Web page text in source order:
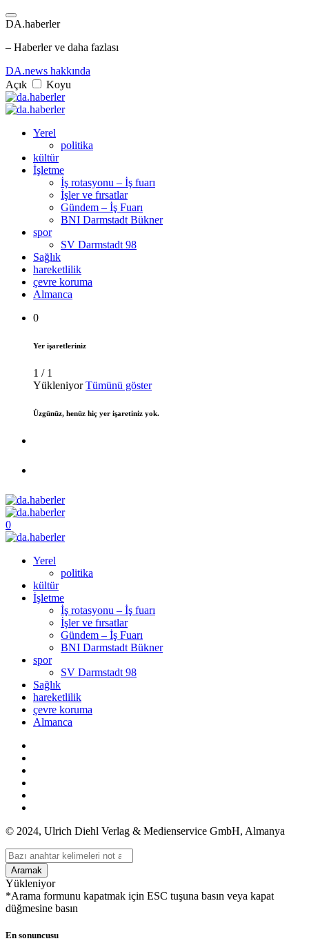
DA.haberler
– Haberler ve daha fazlası
DA.news hakkında
Açık
Koyu
Yerel
politika
kültür
İşletme
İş rotasyonu – İş fuarı
İşler ve fırsatlar
Gündem – İş Fuarı
BNI Darmstadt Bükner
spor
SV Darmstadt 98
Sağlık
hareketlilik
çevre koruma
Almanca
0
Yer işaretleriniz
1 / 1
YükleniyorTümünü göster
Üzgünüz, henüz hiç yer işaretiniz yok.
0
Yerel
politika
kültür
İşletme
İş rotasyonu – İş fuarı
İşler ve fırsatlar
Gündem – İş Fuarı
BNI Darmstadt Bükner
spor
SV Darmstadt 98
Sağlık
hareketlilik
çevre koruma
Almanca
© 2024, Ulrich Diehl Verlag & Medienservice GmbH, Almanya
Aramak
Yükleniyor
*Arama formunu kapatmak için ESC tuşuna basın veya kapat
düğmesine basın
En sonuncusu